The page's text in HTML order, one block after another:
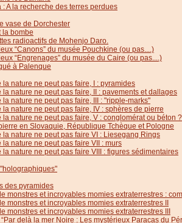
: A la recherche des terres perdues
vase de Dorchester
la bombe
radioactifs de Mohenjo Daro.
“Canons” du musée Pouchkine (ou pas....)
“Engrenages” du musée du Caire (ou pas....)
à Palenque
la nature ne peut pas faire, I : pyramides
la nature ne peut pas faire, II : pavements et dallages
la nature ne peut pas faire, III : "ripple-marks"
la nature ne peut pas faire, IV : sphères de pierre
la nature ne peut pas faire, V : conglomérat ou béton ?
en Slovaquie, République Tchèque et Pologne
la nature ne peut pas faire VI : Liesegang Rings
la nature ne peut pas faire VII : murs
la nature ne peut pas faire VIII : figures sédimentaires
des pyramides
monstres et incroyables momies extraterrestres :
monstres et incroyables momies extraterrestres II
monstres et incroyables momies extraterrestres III
delà la mer Noire : Les mystérieux Paracas du